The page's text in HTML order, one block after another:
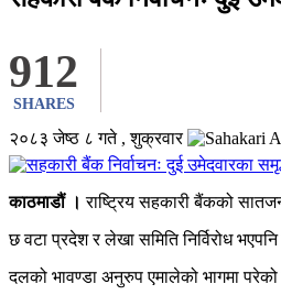
912
SHARES
२०८३ जेष्ठ ८ गते , शुक्रवार
काठमाडौं । राष्ट्रिय सहकारी बैंकको
छ वटा प्रदेश र लेखा समिति निर्विरोध
दलको भावण्डा अनुरुप एमालेको भागमा परेको